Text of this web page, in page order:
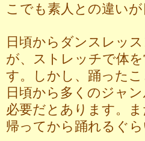
こでも素人との違い
日頃からダンスレッ
が、ストレッチで体
す。しかし、踊った
日頃から多くのジャ
必要だとあります。
帰ってから踊れるぐ